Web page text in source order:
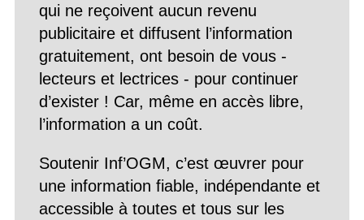
qui ne reçoivent aucun revenu
publicitaire et diffusent l’information
gratuitement, ont besoin de vous -
lecteurs et lectrices - pour continuer
d’exister ! Car, même en accès libre,
l’information a un coût.
Soutenir Inf’OGM, c’est œuvrer pour
une information fiable, indépendante et
accessible à toutes et tous sur les